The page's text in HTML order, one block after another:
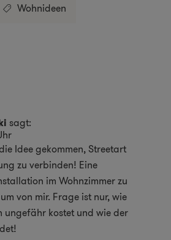
Wohnideen
sagt:
Idee gekommen, Streetart
zu verbinden! Eine
im Wohnzimmer zu
von mir. Frage ist nur, wie
ungefähr kostet und wie der